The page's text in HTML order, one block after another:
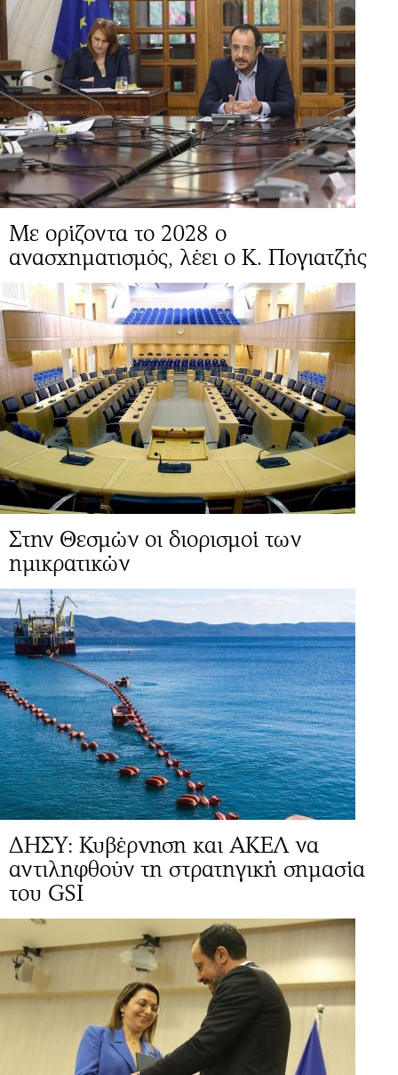
Mε ορίζοντα το 2028 ο
ανασχηματισμός, λέει ο Κ. Πογιατζής
Στην Θεσμών οι διορισμοί των
ημικρατικών
ΔΗΣΥ: Κυβέρνηση και ΑΚΕΛ να
αντιληφθούν τη στρατηγική σημασία
του GSI